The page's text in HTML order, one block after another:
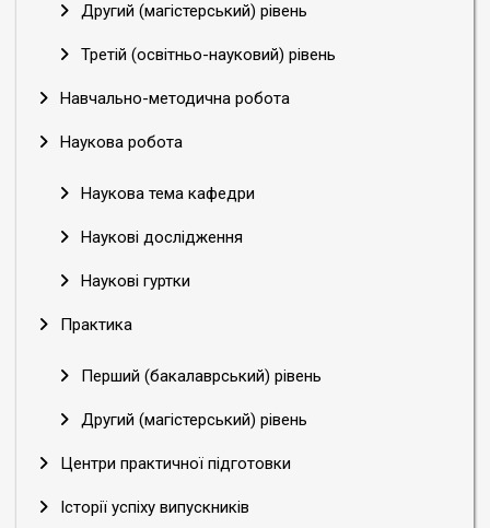
Другий (магістерський) рівень
Третій (освітньо-науковий) рівень
Навчально-методична робота
Наукова робота
Наукова тема кафедри
Наукові дослідження
Наукові гуртки
Практика
Перший (бакалаврський) рівень
Другий (магістерський) рівень
Центри практичної підготовки
Історії успіху випускників